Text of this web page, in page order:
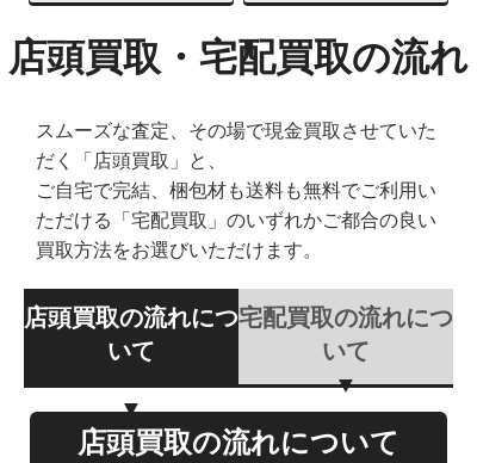
店頭買取・宅配買取の流れ
スムーズな査定、その場で現金買取させていた
だく「店頭買取」と、
ご自宅で完結、梱包材も送料も無料でご利用い
ただける「宅配買取」のいずれかご都合の良い
買取方法をお選びいただけます。
店頭買取の流れにつ
いて
宅配買取の流れにつ
いて
店頭買取の流れについて